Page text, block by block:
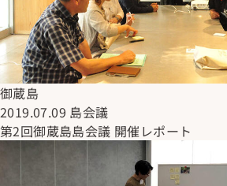
御蔵島
2019.07.09 島会議
第2回御蔵島島会議 開催レポート